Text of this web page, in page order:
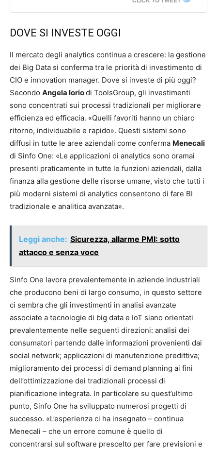
DOVE SI INVESTE OGGI
Il mercato degli analytics continua a crescere: la gestione
dei Big Data si conferma tra le priorità di investimento di
CIO e innovation manager. Dove si investe di più oggi?
Secondo Angela Ioriodi ToolsGroup, gli investimenti
sono concentrati sui processi tradizionali per migliorare
efficienza ed efficacia. «Quelli favoriti hanno un chiaro
ritorno, individuabile e rapido». Questi sistemi sono
diffusi in tutte le aree aziendali come conferma Menecali
di Sinfo One: «Le applicazioni di analytics sono oramai
presenti praticamente in tutte le funzioni aziendali, dalla
finanza alla gestione delle risorse umane, visto che tutti i
più moderni sistemi di analytics consentono di fare BI
tradizionale e analitica avanzata».
Leggi anche: Sicurezza, allarme PMI: sotto
attacco e senza voce
Sinfo One lavora prevalentemente in aziende industriali
che producono beni di largo consumo, in questo settore
ci sembra che gli investimenti in analisi avanzate
associate a tecnologie di big data e IoT siano orientati
prevalentemente nelle seguenti direzioni: analisi dei
consumatori partendo dalle informazioni provenienti dai
social network; applicazioni di manutenzione predittiva;
miglioramento dei processi di demand planning ai fini
dell’ottimizzazione dei tradizionali processi di
pianificazione integrata. In particolare su quest’ultimo
punto, Sinfo One ha sviluppato numerosi progetti di
successo. «L’esperienza ci ha insegnato – continua
Menecali – che un errore comune è quello di
concentrarsi sul software prescelto per fare previsioni e